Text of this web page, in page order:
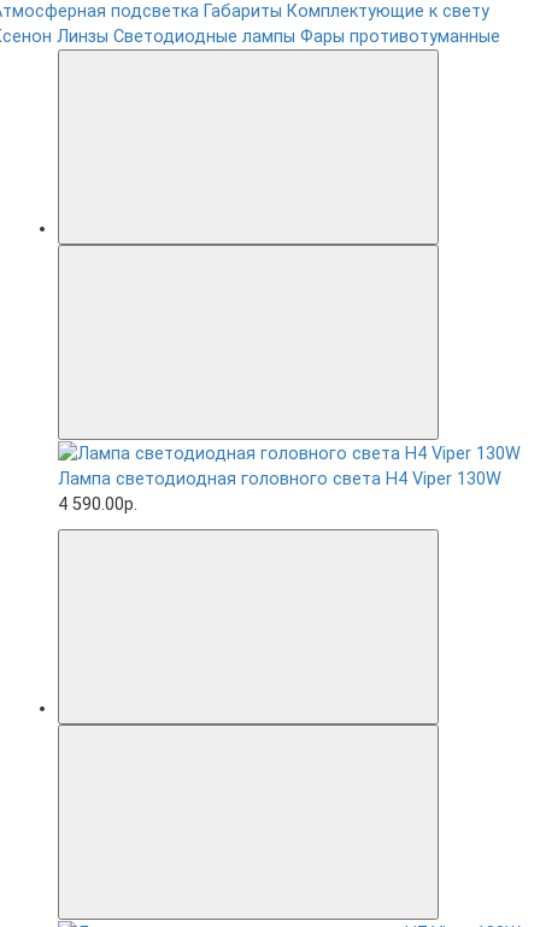
подсветка Габариты Комплектующие к свету
Линзы Светодиодные лампы Фары противотуманные
Лампа светодиодная головного света H4 Viper 130W
4 590.00р.